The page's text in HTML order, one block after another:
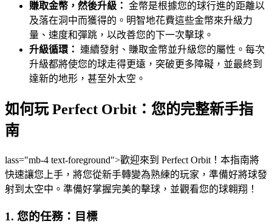
賺取金幣，然後升級： 金幣是根據您的球行進的距離以
及落在洞中而獲得的。明智地花費這些金幣來升級力
量、速度和彈跳，以改善您的下一次擊球。
升級循環： 連續發射、賺取金幣並升級您的屬性。每次
升級都將使您的球走得更遠，突破更多障礙，並最終到
達新的地形，甚至外太空。
如何玩 Perfect Orbit：您的完整新手指
南
lass="mb-4 text-foreground">歡迎來到 Perfect Orbit！本指南將
快速讓您上手，將您從新手轉變為熟練的玩家，準備好將球發
射到太空中。準備好掌握完美的擊球，並觀看您的球翱翔！
1. 您的任務：目標